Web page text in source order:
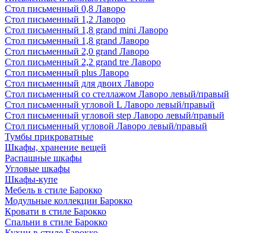
Стол письменный 0,8 Лаворо
Стол письменный 1,2 Лаворо
Стол письменный 1,8 grand mini Лаворо
Стол письменный 1,8 grand Лаворо
Стол письменный 2,0 grand Лаворо
Стол письменный 2,2 grand tre Лаворо
Стол письменный plus Лаворо
Стол письменный для двоих Лаворо
Стол письменный со стеллажом Лаворо левый/правый
Стол письменный угловой L Лаворо левый/правый
Стол письменный угловой step Лаворо левый/правый
Стол письменный угловой Лаворо левый/правый
Тумбы прикроватные
Шкафы, хранение вещей
Распашные шкафы
Угловые шкафы
Шкафы-купе
Мебель в стиле Барокко
Модульные коллекции Барокко
Кровати в стиле Барокко
Спальни в стиле Барокко